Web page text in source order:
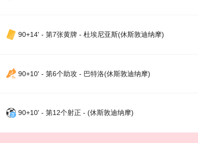
90+14' - 第7张黄牌 - 杜埃尼亚斯(休斯敦迪纳摩)
90+10' - 第6个助攻 - 巴特洛(休斯敦迪纳摩)
90+10' - 第12个射正 - (休斯敦迪纳摩)